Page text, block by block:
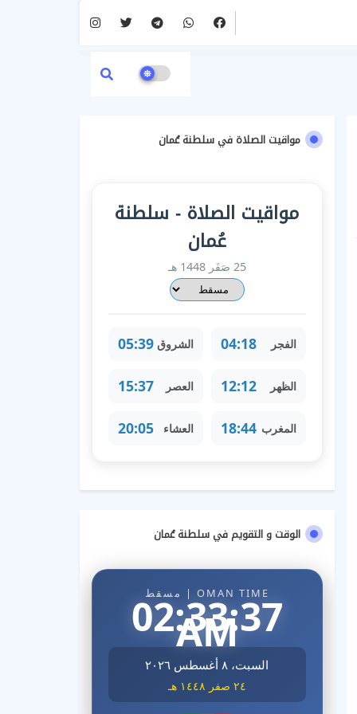
مواقيت الصلاة في سلطنة عُمان
مواقيت الصلاة - سلطنة
عُمان
25 صَفَر 1448 هـ
الفجر 04:18 الشروق 05:39
الظهر 12:12 العصر 15:37
المغرب 18:44 العشاء 20:05
الوقت و التقويم في سلطنة عُمان
OMAN TIME | مسقط
02:33:38
AM
السبت، ٨ أغسطس ٢٠٢٦
٢٤ صفر ١٤٤٨ هـ